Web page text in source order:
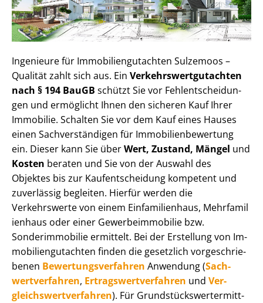
Ingenieure für Im­mo­bi­li­en­gut­ach­ten Sulzemoos –
Qualität zahlt sich aus. Ein Ver­kehrs­wert­gut­ach­ten
nach § 194 BauGB schützt Sie vor Fehl­ent­schei­dun­
gen und ermöglicht Ihnen den sicheren Kauf Ihrer
Immobilie. Schalten Sie vor dem Kauf eines Hauses
einen Sach­ver­stän­di­gen für Im­mo­bi­li­en­be­wer­tung
ein. Dieser kann Sie überWert, Zustand, Mängel und
Kosten beraten und Sie von der Auswahl des
Objektes bis zur Kauf­ent­schei­dung kompetent und
zuverlässig begleiten. Hierfür werden die
Verkehrswerte von einem Einfamilienhaus, Mehr­fa­mi­l
i­en­haus oder einer Ge­wer­be­im­mo­bi­lie bzw.
Sonderimmobilie ermittelt. Bei der Erstellung von Im­
mo­bi­li­en­gut­ach­ten finden die gesetzlich vor­ge­schrie­
be­nen Be­wer­tungs­ver­fah­ren Anwendung (Sach­
wert­ver­fah­ren, Er­trags­wert­ver­fah­ren und Ver­
gleichs­wert­ver­fah­ren). Für Grund­stücks­wert­ermitt­